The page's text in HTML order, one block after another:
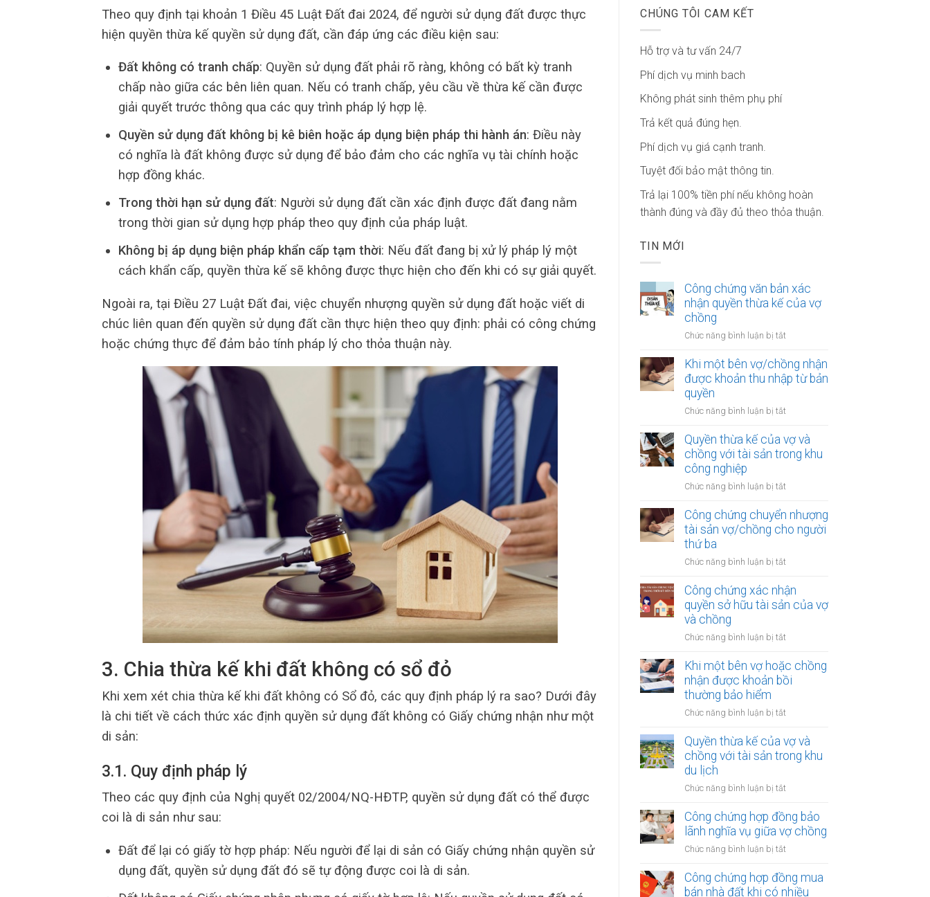
Theo quy định tại khoản 1 Điều 45 Luật Đất đai 2024, để người sử dụng đất được thực
hiện quyền thừa kế quyền sử dụng đất, cần đáp ứng các điều kiện sau:
Đất không có tranh chấp: Quyền sử dụng đất phải rõ ràng, không có bất kỳ tranh
chấp nào giữa các bên liên quan. Nếu có tranh chấp, yêu cầu về thừa kế cần được
giải quyết trước thông qua các quy trình pháp lý hợp lệ.
Quyền sử dụng đất không bị kê biên hoặc áp dụng biện pháp thi hành án: Điều này
có nghĩa là đất không được sử dụng để bảo đảm cho các nghĩa vụ tài chính hoặc
hợp đồng khác.
Trong thời hạn sử dụng đất: Người sử dụng đất cần xác định được đất đang nằm
trong thời gian sử dụng hợp pháp theo quy định của pháp luật.
Không bị áp dụng biện pháp khẩn cấp tạm thời: Nếu đất đang bị xử lý pháp lý một
cách khẩn cấp, quyền thừa kế sẽ không được thực hiện cho đến khi có sự giải quyết.
Ngoài ra, tại Điều 27 Luật Đất đai, việc chuyển nhượng quyền sử dụng đất hoặc viết di
chúc liên quan đến quyền sử dụng đất cần thực hiện theo quy định: phải có công chứng
hoặc chứng thực để đảm bảo tính pháp lý cho thỏa thuận này.
3. Chia thừa kế khi đất không có sổ đỏ
Khi xem xét chia thừa kế khi đất không có Sổ đỏ, các quy định pháp lý ra sao? Dưới đây
là chi tiết về cách thức xác định quyền sử dụng đất không có Giấy chứng nhận như một
di sản:
3.1. Quy định pháp lý
Theo các quy định của Nghị quyết 02/2004/NQ-HĐTP, quyền sử dụng đất có thể được
coi là di sản như sau:
Đất để lại có giấy tờ hợp pháp: Nếu người để lại di sản có Giấy chứng nhận quyền sử
dụng đất, quyền sử dụng đất đó sẽ tự động được coi là di sản.
CHÚNG TÔI CAM KẾT
Hỗ trợ và tư vấn 24/7
Phí dịch vụ minh bach
Không phát sinh thêm phụ phí
Trả kết quả đúng hẹn.
Phí dịch vụ giá cạnh tranh.
Tuyệt đối bảo mật thông tin.
Trả lại 100% tiền phí nếu không hoàn
thành đúng và đầy đủ theo thỏa thuận.
TIN MỚI
Công chứng văn bản xác
nhận quyền thừa kế của vợ
chồng
Chức năng bình luận bị tắt
chứng
văn
bản
nhận
thừa
kế
Khi một bên vợ/chồng nhận
được khoản thu nhập từ bản
quyền
Chức năng bình luận bị tắt
một
bên
vợ/chồng
được
thu
nhập
Quyền thừa kế của vợ và
chồng với tài sản trong khu
công nghiệp
Chức năng bình luận bị tắt
thừa
kế
và
với
tài
nghiệp
Công chứng chuyển nhượng
tài sản vợ/chồng cho người
thứ ba
Chức năng bình luận bị tắt
chứng
chuyển
sản
cho
người
Công chứng xác nhận
quyền sở hữu tài sản của vợ
và chồng
Chức năng bình luận bị tắt
chứng
xác
sở
tài
sản
Khi một bên vợ hoặc chồng
nhận được khoản bồi
thường bảo hiểm
Chức năng bình luận bị tắt
một
bên
chồng
được
khoản
hiểm
Quyền thừa kế của vợ và
chồng với tài sản trong khu
du lịch
Chức năng bình luận bị tắt
thừa
kế
của
vợ
chồng
với
Công chứng hợp đồng bảo
lãnh nghĩa vụ giữa vợ chồng
Chức năng bình luận bị tắt
chứng
hợp
Công chứng hợp đồng mua
bán nhà đất khi có nhiều